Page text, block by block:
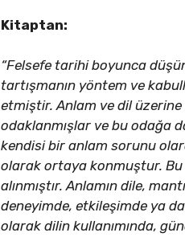
Kitaptan:
“Felsefe tarihi boyunca
tartışmanın yöntem ve
etmiştir. Anlam ve dil
odaklanmışlar ve bu odağa
kendisi bir anlam sorunu
olarak ortaya konmuştur. Bu
alınmıştır. Anlamın dile,
deneyimde, etkileşimde ya
olarak dilin kullanımında,